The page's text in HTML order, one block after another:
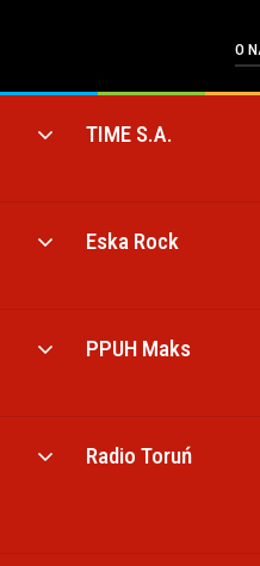
O
TIME S.A.
Eska Rock
PPUH Maks
Radio Toruń